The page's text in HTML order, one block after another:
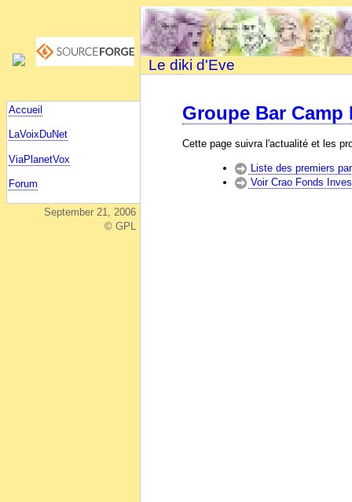
Accueil
LaVoixDuNet
ViaPlanetVox
Forum
September 21, 2006
© GPL
Le diki d'Eve
Groupe Bar Camp
Cette page suivra l'actualité et les
Liste des premiers
Voir Crao Fonds